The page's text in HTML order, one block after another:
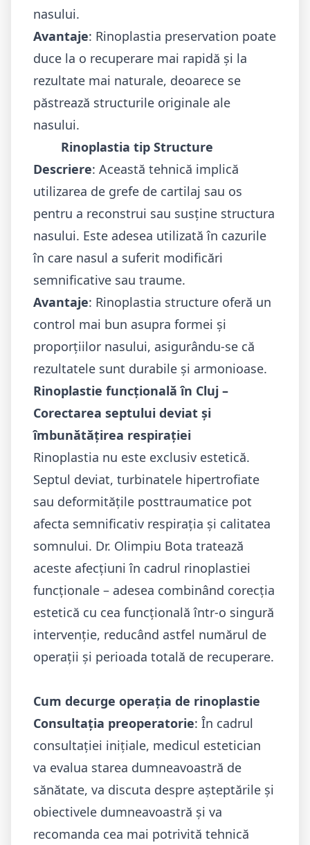
nasului.
Avantaje: Rinoplastia preservation poate
duce la o recuperare mai rapidă și la
rezultate mai naturale, deoarece se
păstrează structurile originale ale
nasului.
Rinoplastia tip Structure
Descriere: Această tehnică implică
utilizarea de grefe de cartilaj sau os
pentru a reconstrui sau susține structura
nasului. Este adesea utilizată în cazurile
în care nasul a suferit modificări
semnificative sau traume.
Avantaje: Rinoplastia structure oferă un
control mai bun asupra formei și
proporțiilor nasului, asigurându-se că
rezultatele sunt durabile și armonioase.
Rinoplastie funcțională în Cluj –
Corectarea septului deviat și
îmbunătățirea respirației
Rinoplastia nu este exclusiv estetică.
Septul deviat, turbinatele hipertrofiate
sau deformitățile posttraumatice pot
afecta semnificativ respirația și calitatea
somnului. Dr. Olimpiu Bota tratează
aceste afecțiuni în cadrul rinoplastiei
funcționale – adesea combinând corecția
estetică cu cea funcțională într-o singură
intervenție, reducând astfel numărul de
operații și perioada totală de recuperare.
Cum decurge operația de rinoplastie
Consultația preoperatorie: În cadrul
consultației inițiale, medicul estetician
va evalua starea dumneavoastră de
sănătate, va discuta despre așteptările și
obiectivele dumneavoastră și va
recomanda cea mai potrivită tehnică